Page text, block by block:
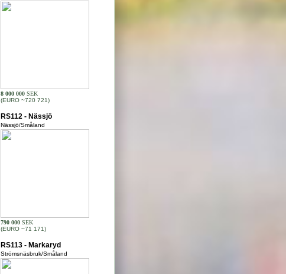
8 000 000SEK
(EURO ~720 721)
RS112 - Nässjö
Nässjö/Småland
790 000SEK
(EURO ~71 171)
RS113 - Markaryd
Strömsnäsbruk/Småland